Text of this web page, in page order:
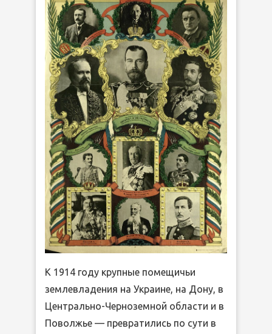
К 1914 году крупные помещичьи
землевладения на Украине, на Дону, в
Центрально-Черноземной области и в
Поволжье — превратились по сути в